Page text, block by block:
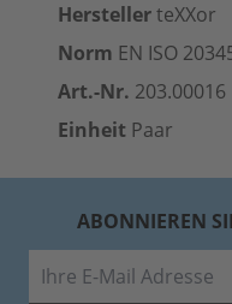
HerstellerteXXor
Norm EN ISO
Art.-Nr. 203.00016
Einheit Paar
ABONNIEREN